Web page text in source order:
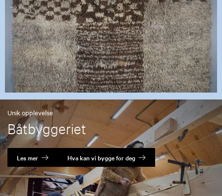
Unik opplevelse
Båtbyggeriet
Les mer Hva kan vi bygge for deg